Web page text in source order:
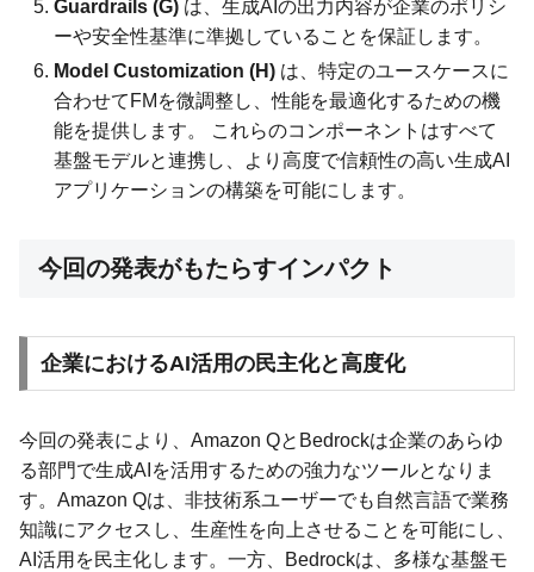
Guardrails (G) は、生成AIの出力内容が企業のポリシ
ーや安全性基準に準拠していることを保証します。
Model Customization (H) は、特定のユースケースに
合わせてFMを微調整し、性能を最適化するための機
能を提供します。 これらのコンポーネントはすべて
基盤モデルと連携し、より高度で信頼性の高い生成AI
アプリケーションの構築を可能にします。
今回の発表がもたらすインパクト
企業におけるAI活用の民主化と高度化
今回の発表により、Amazon QとBedrockは企業のあらゆ
る部門で生成AIを活用するための強力なツールとなりま
す。Amazon Qは、非技術系ユーザーでも自然言語で業務
知識にアクセスし、生産性を向上させることを可能にし、
AI活用を民主化します。一方、Bedrockは、多様な基盤モ